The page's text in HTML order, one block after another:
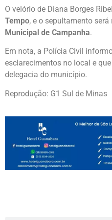
O velório de Diana Borges
Tempo, e o sepultamento
Municipal de Campanha.
Em nota, a Polícia Civil
esclarecimentos no local e
delegacia do município.
Reprodução: G1 Sul de Minas